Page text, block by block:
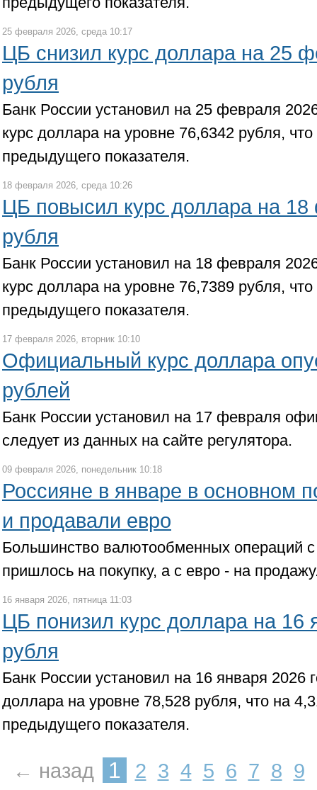
25 февраля 2026, среда 10:17
ЦБ снизил курс доллара на 25
рубля
Банк России установил на 25 февраля
курс доллара на уровне 76,6342 рубля,
предыдущего показателя.
18 февраля 2026, среда 10:26
ЦБ повысил курс доллара на
рубля
Банк России установил на 18 февраля
курс доллара на уровне 76,7389 рубля,
предыдущего показателя.
17 февраля 2026, вторник 10:10
Официальный курс доллара
рублей
Банк России установил на 17 февраля
следует из данных на сайте регулятора.
09 февраля 2026, понедельник 10:18
Россияне в январе в основном
и продавали евро
Большинство валютообменных операций
пришлось на покупку, а с евро - на
16 января 2026, пятница 11:03
ЦБ понизил курс доллара на 16
рубля
Банк России установил на 16 января 2026
доллара на уровне 78,528 рубля, что на
предыдущего показателя.
← назад 1 2 3 4 5 6 7 8 9